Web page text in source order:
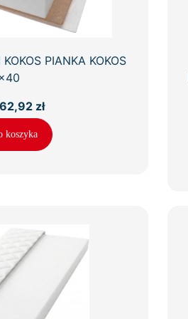
PIANKA KOKOS
Pierwotna
wynosiła:
zł.
62,92 złAktualna
wynosi:
62,92 zł.
koszyka